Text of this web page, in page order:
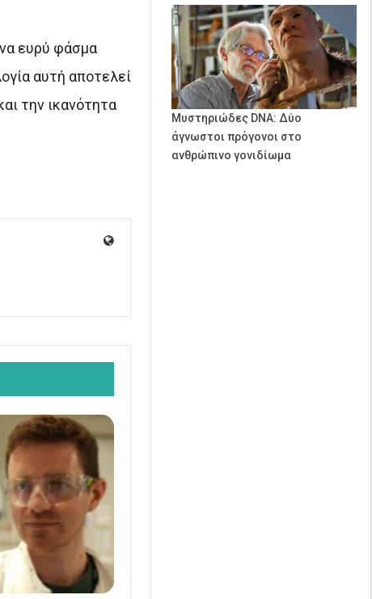
ευρύ φάσμα
αυτή αποτελεί
την ικανότητα
Μυστηριώδες DNA: Δύο
άγνωστοι πρόγονοι στο
ανθρώπινο γονιδίωμα